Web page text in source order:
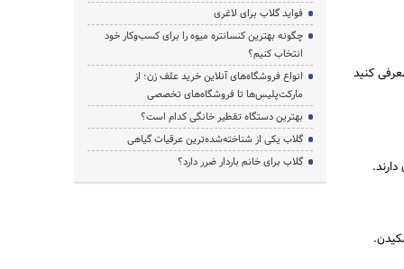
کنید
فواید گلاب برای لاغری
چگونه بهترین کنسانتره میوه را برای کسب‌وکار خود
انتخاب کنیم؟
انواع فروشگاه‌های آنلاین خرید علف زن؛ از
مارکت‌پلیس‌ها تا فروشگاه‌های تخصصی
بهترین دستگاه تقطیر خانگی کدام است؟
گلاب یکی از شناخته‌شده‌ترین عرقیات گیاهی
گلاب برای خانم باردار ضرر دارد؟